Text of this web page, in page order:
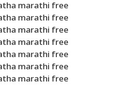
marathi free
marathi free
marathi free
marathi free
marathi free
marathi free
marathi free